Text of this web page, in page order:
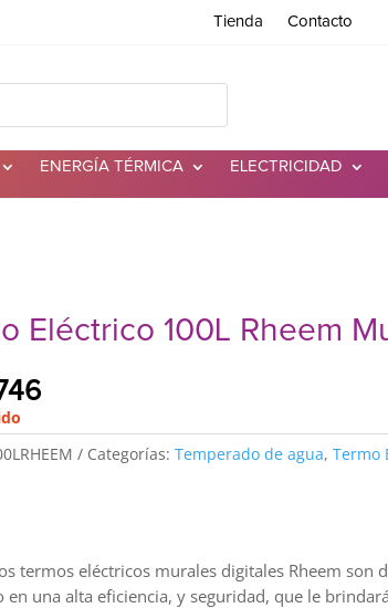
Tienda Contacto
ENERGÍA TÉRMICA ELECTRICIDAD
Eléctrico 100L Rheem
Categorías: Temperado de agua, Termo
termos eléctricos murales digitales Rheem son
en una alta eficiencia, y seguridad, que le